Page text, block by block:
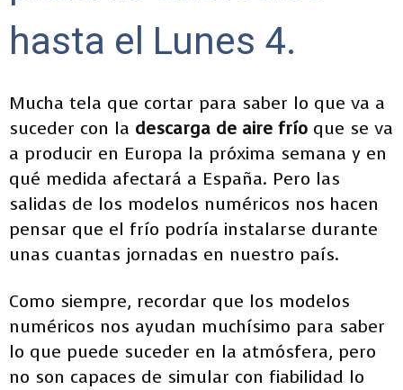
hasta el Lunes 4.
Mucha tela que cortar para saber lo que va a
suceder con la descarga de aire frío que se va
a producir en Europa la próxima semana y en
qué medida afectará a España. Pero las
salidas de los modelos numéricos nos hacen
pensar que el frío podría instalarse durante
unas cuantas jornadas en nuestro país.
Como siempre, recordar que los modelos
numéricos nos ayudan muchísimo para saber
lo que puede suceder en la atmósfera, pero
no son capaces de simular con fiabilidad lo